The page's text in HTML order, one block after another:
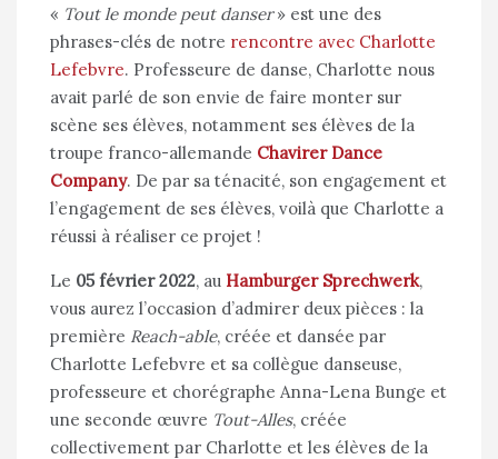
« Tout le monde peut danser» est une des
phrases-clés de notre rencontre avec Charlotte
Lefebvre. Professeure de danse, Charlotte nous
avait parlé de son envie de faire monter sur
scène ses élèves, notamment ses élèves de la
troupe franco-allemande Chavirer Dance
Company. De par sa ténacité, son engagement et
l’engagement de ses élèves, voilà que Charlotte a
réussi à réaliser ce projet !
Le 05 février 2022, au Hamburger Sprechwerk,
vous aurez l’occasion d’admirer deux pièces : la
première Reach-able, créée et dansée par
Charlotte Lefebvre et sa collègue danseuse,
professeure et chorégraphe Anna-Lena Bunge et
une seconde œuvre Tout-Alles, créée
collectivement par Charlotte et les élèves de la